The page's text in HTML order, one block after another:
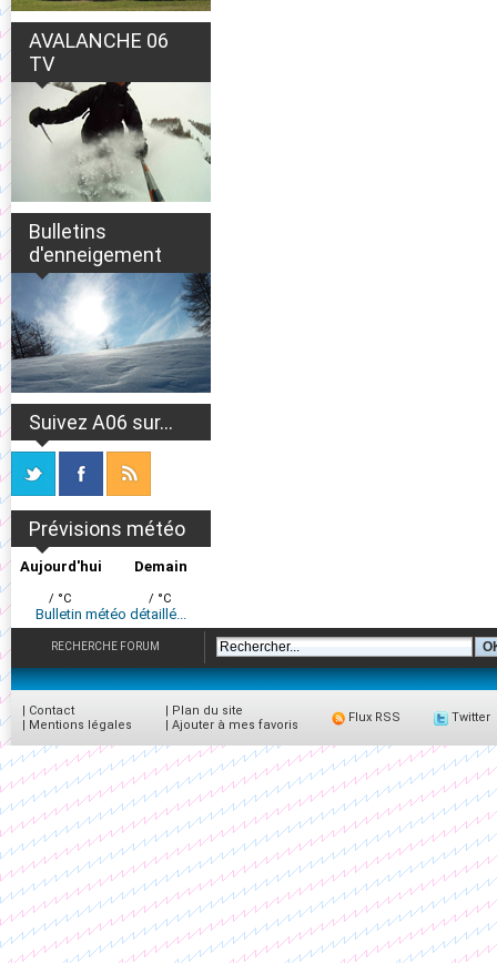
AVALANCHE 06
TV
Bulletins
d'enneigement
Suivez A06 sur...
Prévisions météo
Aujourd'hui
/ °C
Demain
/ °C
Bulletin météo détaillé...
RECHERCHE FORUM
| Contact
| Mentions légales
| Plan du site
| Ajouter à mes favoris
Flux RSS Twitter